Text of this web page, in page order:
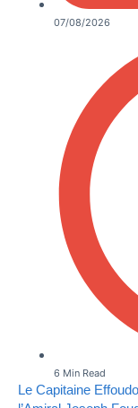
07/08/2026
6 Min Read
Le Capitaine